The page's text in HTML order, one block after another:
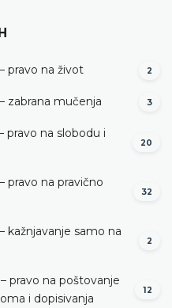
pravo na život 2
zabrana mučenja 3
pravo na slobodu i
20
pravo na pravično
32
kažnjavanje samo na
2
pravo na poštovanje
i dopisivanja
12